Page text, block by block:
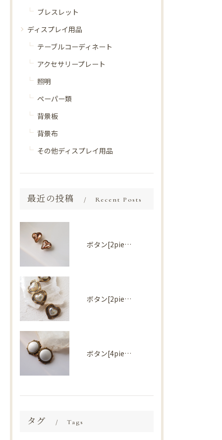
ブレスレット
ディスプレイ用品
テーブルコーディネート
アクセサリープレート
照明
ペーパー類
背景板
背景布
その他ディスプレイ用品
最近の投稿 Recent Posts
ボタン[2piece] Import parts No2730
ボタン[2piece] Import parts No2727
ボタン[4piece] Import parts No2724
タグ Tags